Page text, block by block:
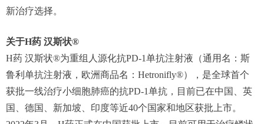
新治疗选择。
关于H药 汉斯状®
H药 汉斯状®为重组人源化抗PD-1单抗注射液（通用名：斯
鲁利单抗注射液，欧洲商品名：Hetronifly®），是全球首个
获批一线治疗小细胞肺癌的抗PD-1单抗，目前已在中国、英
国、德国、新加坡、印度等近40个国家和地区获批上市。